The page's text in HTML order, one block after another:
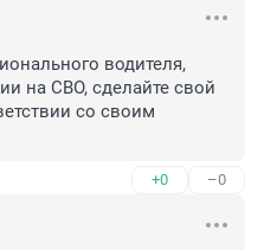
водителя,
на СВО, сделайте свой
со своим
+0 –0